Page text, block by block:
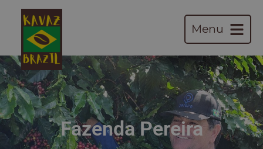
Menu
Fazenda Pereira